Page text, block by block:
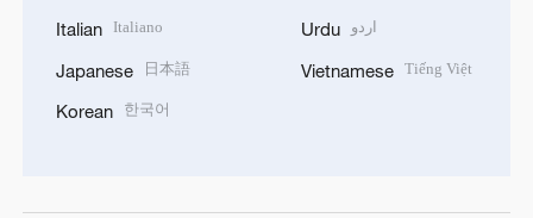
Italian Italiano
Japanese 日本語
Korean 한국어
Urdu اردو
Vietnamese Tiếng Việt